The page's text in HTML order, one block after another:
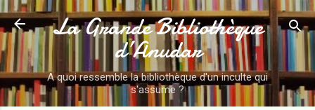
Accéder au contenu principal
La Grande Bibliothèque
d’Anudar
A quoi ressemble la bibliothèque d'un inculte qui
s'assume ?